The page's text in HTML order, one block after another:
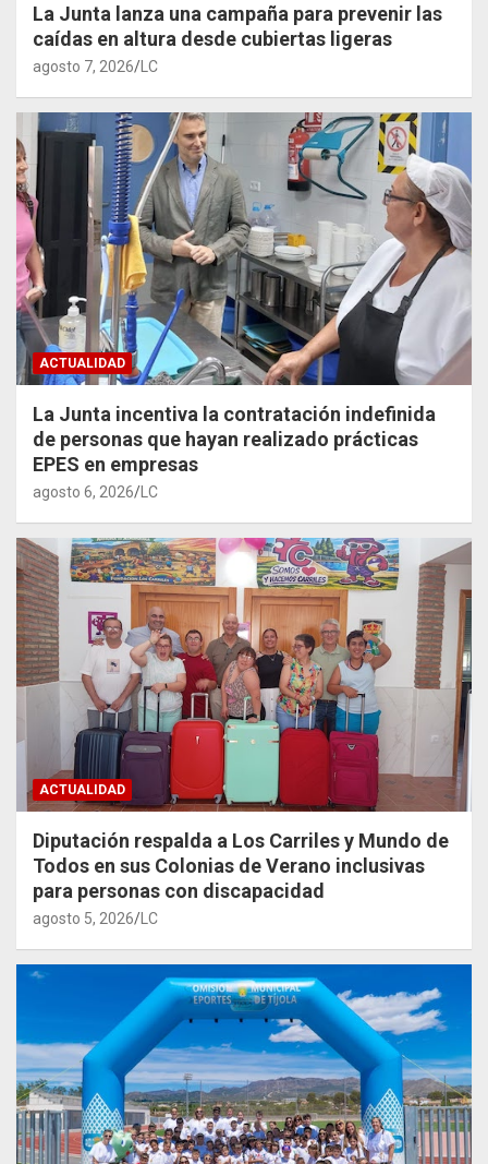
La Junta lanza una campaña para prevenir las
caídas en altura desde cubiertas ligeras
agosto 7, 2026 LC
ACTUALIDAD
La Junta incentiva la contratación indefinida
de personas que hayan realizado prácticas
EPES en empresas
agosto 6, 2026 LC
ACTUALIDAD
Diputación respalda a Los Carriles y Mundo de
Todos en sus Colonias de Verano inclusivas
para personas con discapacidad
agosto 5, 2026 LC